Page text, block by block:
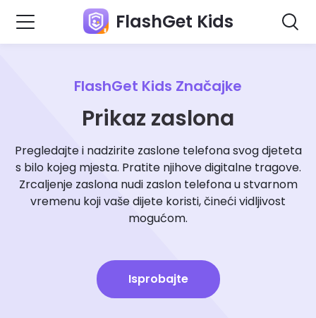
FlashGet Kids
FlashGet Kids Značajke
Prikaz zaslona
Pregledajte i nadzirite zaslone telefona svog djeteta
s bilo kojeg mjesta. Pratite njihove digitalne tragove.
Zrcaljenje zaslona nudi zaslon telefona u stvarnom
vremenu koji vaše dijete koristi, čineći vidljivost
mogućom.
Isprobajte